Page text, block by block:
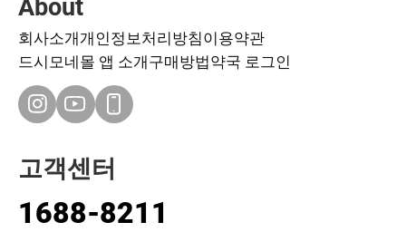
About
회사소개개인정보처리방침이용약관
드시모네몰 앱 소개 구매방법약국 로그인
고객센터
1688-8211